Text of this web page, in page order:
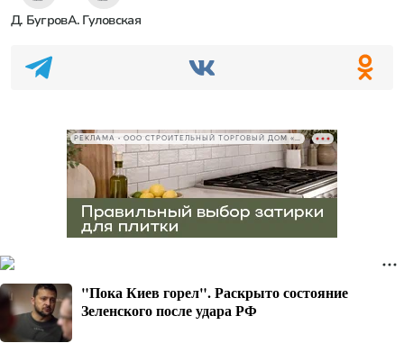
Д. БугровА. Гуловская
РЕКЛАМА • ООО СТРОИТЕЛЬНЫЙ ТОРГОВЫЙ ДОМ «ПЕТРОВИЧ», ИНН 7802348846
"Пока Киев горел". Раскрыто состояние
Зеленского после удара РФ